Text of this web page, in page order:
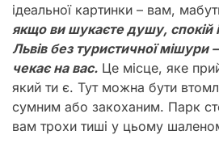
ідеальної картинки – вам,
якщо ви шукаєте душу, спокій
Львів без туристичної мішури
чекає на вас. Це місце, яке
який ти є. Тут можна бути
сумним або закоханим. Парк
вам трохи тиші у цьому